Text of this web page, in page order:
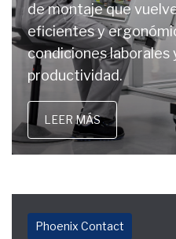
de montaje que
eficientes y
condiciones laborales
productividad.
LEER MÁS
Phoenix Contact